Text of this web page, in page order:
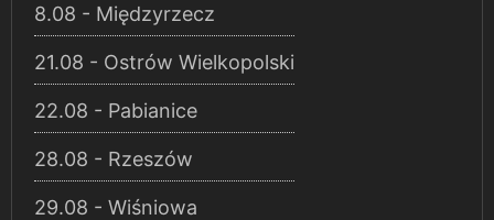
8.08 - Międzyrzecz
21.08 - Ostrów Wielkopolski
22.08 - Pabianice
28.08 - Rzeszów
29.08 - Wiśniowa